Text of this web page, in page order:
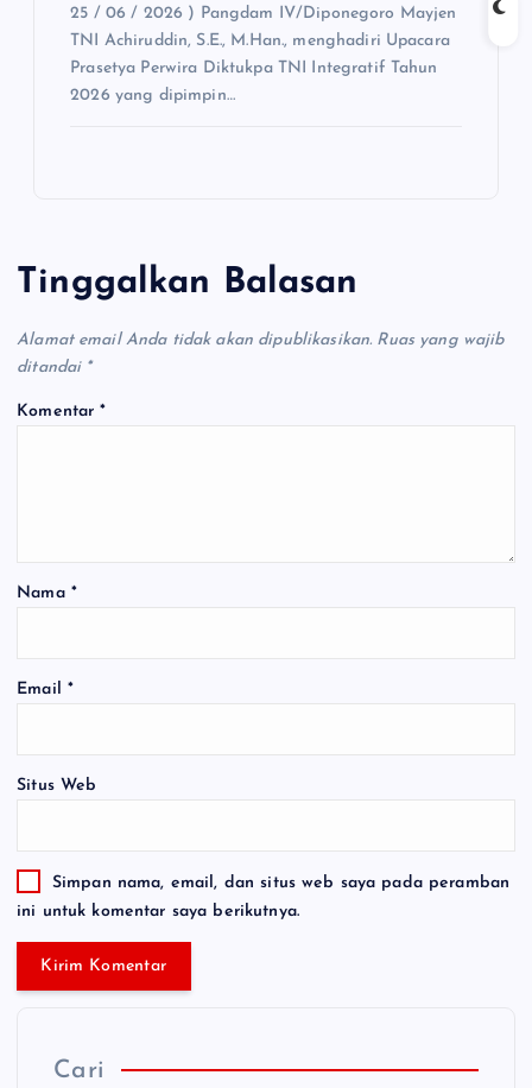
25 / 06 / 2026 ) Pangdam IV/Diponegoro Mayjen
TNI Achiruddin, S.E., M.Han., menghadiri Upacara
Prasetya Perwira Diktukpa TNI Integratif Tahun
2026 yang dipimpin…
Tinggalkan Balasan
Alamat email Anda tidak akan dipublikasikan. Ruas yang wajib
ditandai *
Komentar*
Nama *
Email *
Situs Web
Simpan nama, email, dan situs web saya pada peramban
ini untuk komentar saya berikutnya.
Cari